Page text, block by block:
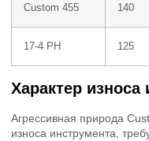
Custom 455 140
17-4 PH 125
Характер износа
Агрессивная природа
износа инструмента,